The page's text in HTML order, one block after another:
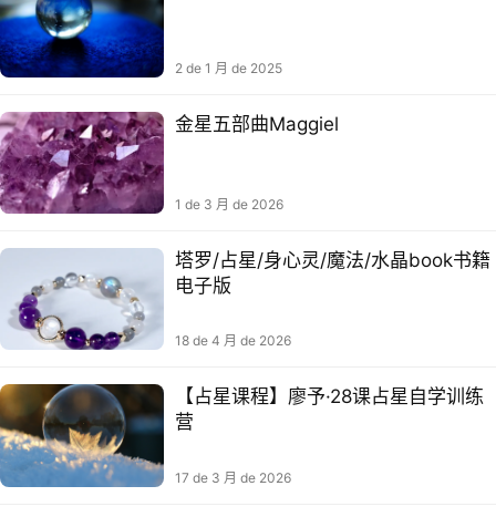
2 de 1 月 de 2025
金星五部曲Maggiel
1 de 3 月 de 2026
塔罗/占星/身心灵/魔法/水晶book书籍
电子版
18 de 4 月 de 2026
【占星课程】廖予·28课占星自学训练
营
17 de 3 月 de 2026